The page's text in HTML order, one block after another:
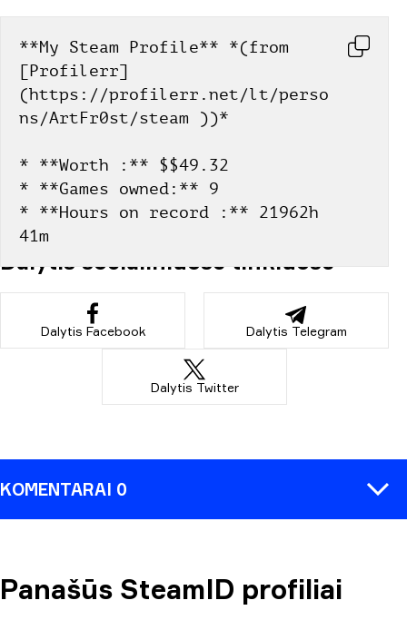
**My Steam Profile** *(from
[Profilerr]
(https://profilerr.net/lt/perso
ns/ArtFr0st/steam ))*
* **Worth :** $$49.32
* **Games owned:** 9
* **Hours on record :** 21962h
41m
Dalytis socialiniuose tinkluose
Dalytis Facebook Dalytis Telegram
Dalytis Twitter
KOMENTARAI 0
KOMENTARAS
Panašūs SteamID profiliai